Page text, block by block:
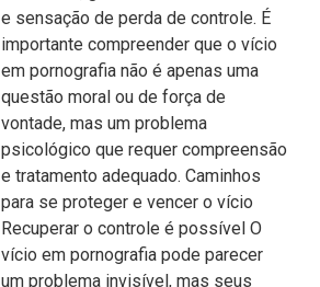
e sensação de perda de controle. É
importante compreender que o vício
em pornografia não é apenas uma
questão moral ou de força de
vontade, mas um problema
psicológico que requer compreensão
e tratamento adequado. Caminhos
para se proteger e vencer o vício
Recuperar o controle é possível O
vício em pornografia pode parecer
um problema invisível, mas seus